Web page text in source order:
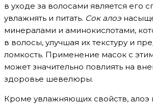
в уходе за волосами является его
увлажнять и питать. Сок алоэ
минералами и аминокислотами,
в волосы, улучшая их текстуру и
ломкость. Применение масок с
может значительно повлиять на
здоровье шевелюры.
Кроме увлажняющих свойств, алоэ